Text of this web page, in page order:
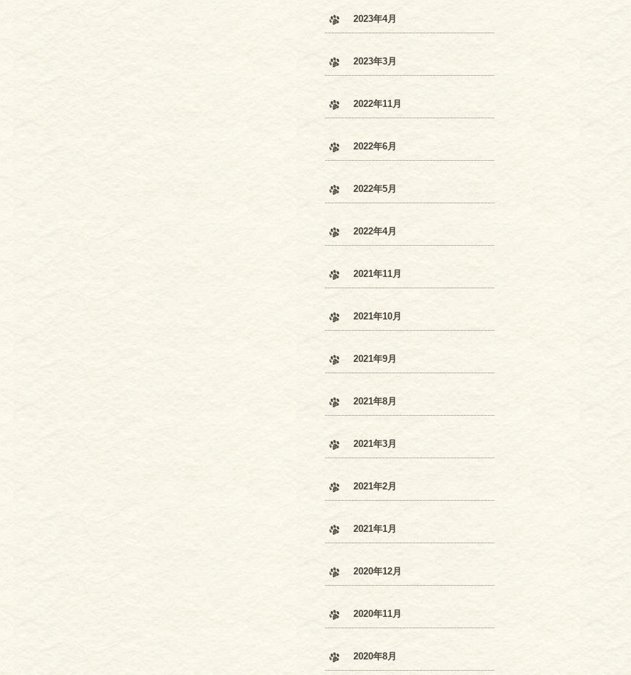
2023年4月
2023年3月
2022年11月
2022年6月
2022年5月
2022年4月
2021年11月
2021年10月
2021年9月
2021年8月
2021年3月
2021年2月
2021年1月
2020年12月
2020年11月
2020年8月